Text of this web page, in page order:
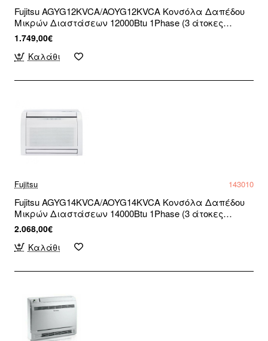
Fujitsu AGYG12KVCA/AOYG12KVCA Κονσόλα Δαπέδου
Μικρών Διαστάσεων 12000Btu 1Phase (3 άτοκες
δόσεις)
1.749,00€
Καλάθι
Fujitsu 143010
Fujitsu AGYG14KVCA/AOYG14KVCA Κονσόλα Δαπέδου
Μικρών Διαστάσεων 14000Btu 1Phase (3 άτοκες
δόσεις)
2.068,00€
Καλάθι